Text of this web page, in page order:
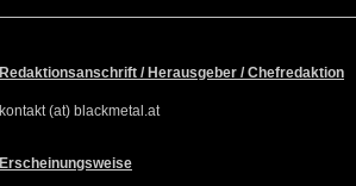
Redaktionsanschrift / Herausgeber / Chefredaktion
kontakt (at) blackmetal.at
Erscheinungsweise